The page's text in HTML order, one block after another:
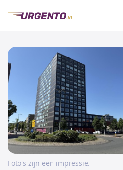
Foto's zijn een impressie.